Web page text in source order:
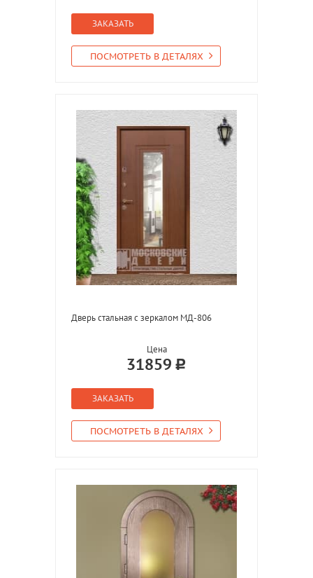
ЗАКАЗАТЬ
ПОСМОТРЕТЬ В ДЕТАЛЯХ
Дверь стальная с зеркалом МД-806
Цена
31859
ЗАКАЗАТЬ
ПОСМОТРЕТЬ В ДЕТАЛЯХ